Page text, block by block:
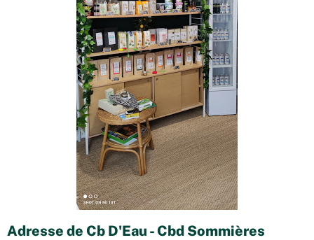
Adresse de Cb D'Eau - Cbd Sommières